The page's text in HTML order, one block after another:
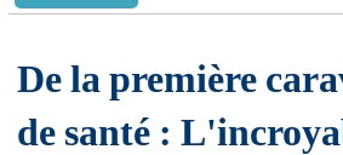
De la première
de santé :